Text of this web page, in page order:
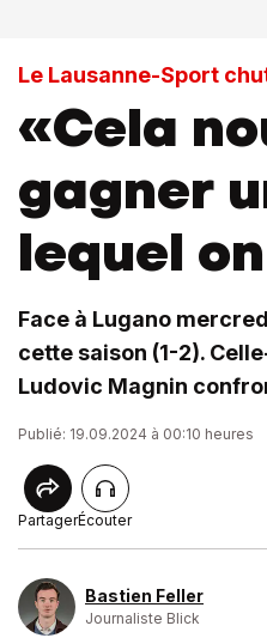
Le Lausanne-Sport
«Cela
gagner
lequel
Face à Lugano
cette saison (1-2).
Ludovic Magnin
Publié: 19.09.2024 à 00:10 heures
PartagerÉcouter
Bastien Feller
Journaliste Blick